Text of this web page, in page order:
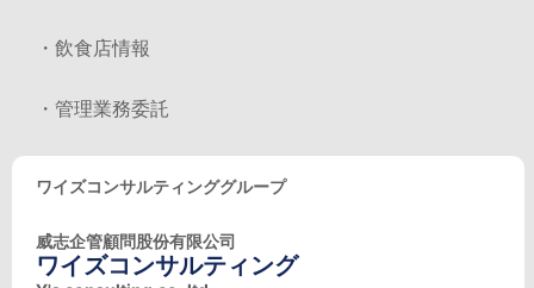
・飲食店情報
・管理業務委託
ワイズコンサルティンググループ
威志企管顧問股份有限公司
ワイズコンサルティング